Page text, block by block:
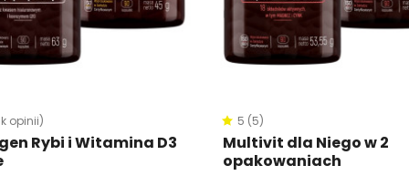
opinii)
Rybi i Witamina D3
5 (5)
Multivit dla Niego w 2
opakowaniach